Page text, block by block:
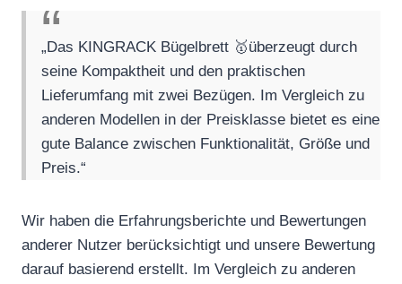
„Das KINGRACK Bügelbrett 🥇überzeugt durch
seine Kompaktheit und den praktischen
Lieferumfang mit zwei Bezügen. Im Vergleich zu
anderen Modellen in der Preisklasse bietet es eine
gute Balance zwischen Funktionalität, Größe und
Preis.“
Wir haben die Erfahrungsberichte und Bewertungen
anderer Nutzer berücksichtigt und unsere Bewertung
darauf basierend erstellt. Im Vergleich zu anderen